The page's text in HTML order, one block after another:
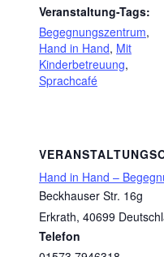
Veranstaltung-Tags:
Begegnungszentrum,
Hand in Hand, Mit
Kinderbetreuung,
Sprachcafé
Hand in Hand –
Beckhauser Str. 16g
Erkrath, 40699
Telefon